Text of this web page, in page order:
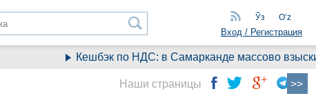
Ўз Oʻz
Вход / Регистрация
Кешбэк по НДС: в Самарканде массово
Наши страницы